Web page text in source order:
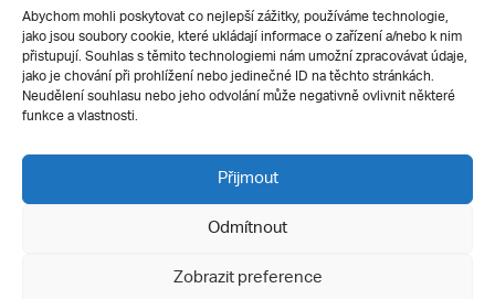
Abychom mohli poskytovat co nejlepší zážitky, používáme technologie,
jako jsou soubory cookie, které ukládají informace o zařízení a/nebo k nim
přistupují. Souhlas s těmito technologiemi nám umožní zpracovávat údaje,
jako je chování při prohlížení nebo jedinečné ID na těchto stránkách.
Neudělení souhlasu nebo jeho odvolání může negativně ovlivnit některé
funkce a vlastnosti.
Přijmout
Odmítnout
Zobrazit preference
Silverius
Pro uchazeče
Přijímací řízení
E-prihlaska
Přípravné kurzy
Ochrana soukromí
Všechna práva vyhrazena